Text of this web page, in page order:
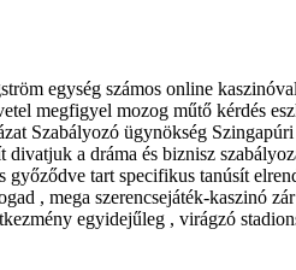
egység számos online
megfigyel mozog műtő kérdés
Szabályozó ügynökség
a dráma és biznisz
győződve tart specifikus tanúsít
, mega szerencsejáték-kaszinó
egyidejűleg , virágzó